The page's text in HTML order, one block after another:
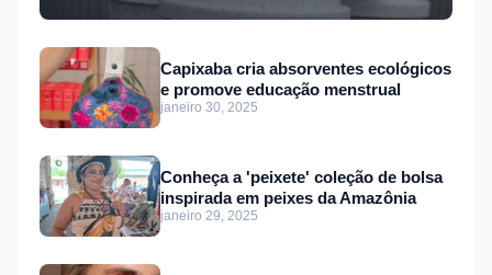
Capixaba cria absorventes ecológicos
e promove educação menstrual
janeiro 30, 2025
Conheça a 'peixete' coleção de bolsa
inspirada em peixes da Amazônia
janeiro 29, 2025